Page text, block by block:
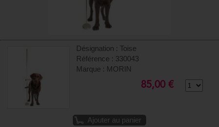
Désignation : Toise
Référence : 330043
Marque : MORIN
85,00 €
Ajouter au panier